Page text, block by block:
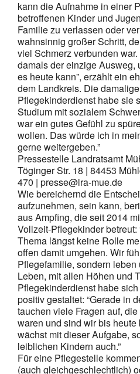
kann die Aufnahme in einer
betroffenen Kinder und
Familie zu verlassen oder
wahnsinnig großer Schritt,
viel Schmerz verbunden
damals der einzige Ausweg,
es heute kann”, erzählt ein
dem Landkreis. Die
Pflegekinderdienst habe sie
Studium mit sozialem
war ein gutes Gefühl zu
wollen. Das würde ich in
gerne weitergeben.”
Pressestelle Landratsamt
Töginger Str. 18 | 84453
470 | presse@lra-mue.de
Wie bereichernd die
aufzunehmen, sein kann,
aus Ampfing, die seit 2014
Vollzeit-Pflegekinder betreut:
Thema längst keine Rolle
offen damit umgehen. Wir
Pflegefamilie, sondern
Leben, mit allen Höhen und
Pflegekinderdienst habe
positiv gestaltet: “Gerade in
tauchen viele Fragen auf,
waren und sind wir bis heute
wächst mit dieser Aufgabe,
leiblichen Kindern auch.”
Für eine Pflegestelle
(auch gleichgeschlechtlich)